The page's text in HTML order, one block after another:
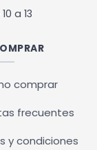
a 13
comprar
frecuentes
y condiciones